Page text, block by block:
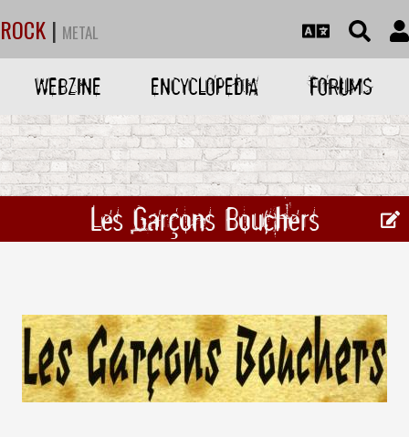
ROCK | METAL
WEBZINE ENCYCLOPEDIA FORUMS
Les Garçons Bouchers